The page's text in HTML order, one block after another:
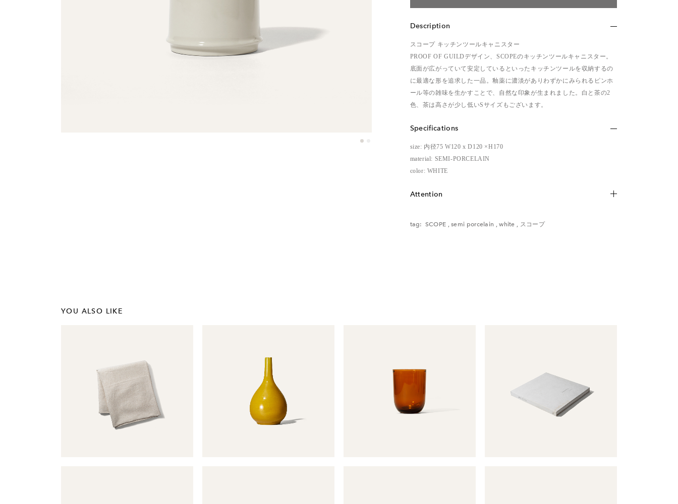
Description
スコープ キッチンツールキャニスター
PROOF OF GUILDデザイン、SCOPEのキッチンツールキャニスター。
底面が広がっていて安定しているといったキッチンツールを収納するの
に最適な形を追求した一品。釉薬に濃淡がありわずかにみられるピンホ
ール等の雑味を生かすことで、自然な印象が生まれました。白と茶の2
色、茶は高さが少し低いSサイズもございます。
Specifications
size: 内径75 W120 x D120 ×H170
material: SEMI-PORCELAIN
color: WHITE
Attention
ご了承ください。
tag: SCOPE ,semi porcelain ,white , スコープ
YOU ALSO LIKE